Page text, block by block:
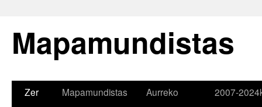
Mapamundistas
Zer
Mapamundistas
Aurreko
2007-